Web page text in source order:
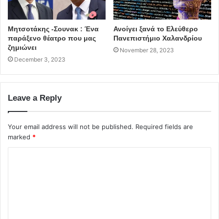
Φυσικοθεραπευτής
Μητσοτάκης -Σουνακ : Ένα
παράξενο θέατρο που μας
ζημιώνει
December 3, 2023
Ανοίγει ξανά το Ελεύθερο
Πανεπιστήμιο Χαλανδρίου
November 28, 2023
Leave a Reply
Your email address will not be published. Required fields are
marked *